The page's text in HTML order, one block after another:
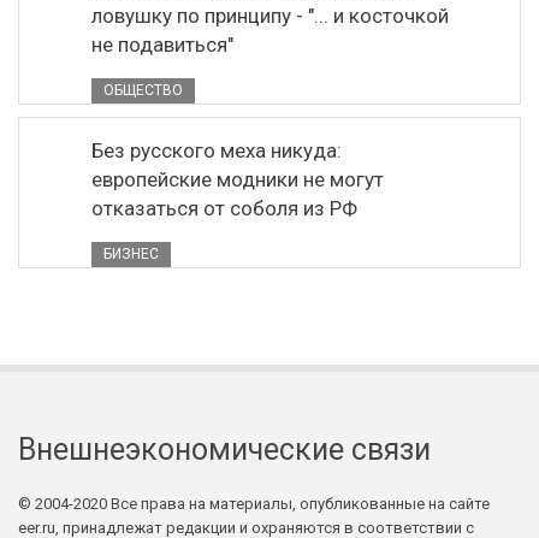
ловушку по принципу - "... и косточкой
не подавиться"
ОБЩЕСТВО
Без русского меха никуда:
европейские модники не могут
отказаться от соболя из РФ
БИЗНЕС
Внешнеэкономические связи
© 2004-2020 Все права на материалы, опубликованные на сайте
eer.ru, принадлежат редакции и охраняются в соответствии с